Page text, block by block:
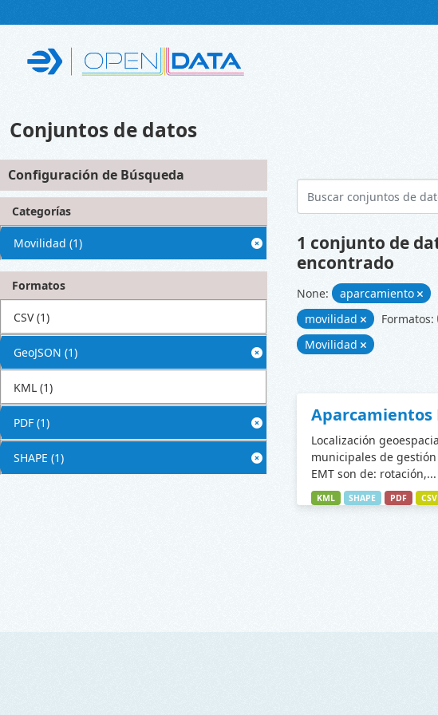
Conjuntos de datos
Configuración de Búsqueda
Categorías
Movilidad (1)
Formatos
CSV (1)
GeoJSON (1)
KML (1)
PDF (1)
SHAPE (1)
1 conjunto de
encontrado
None:
aparcamiento
movilidad
Formatos:
Movilidad
Aparcamientos
Localización
municipales de
EMT son de: rotación,...
KML SHAPE PDF CSV